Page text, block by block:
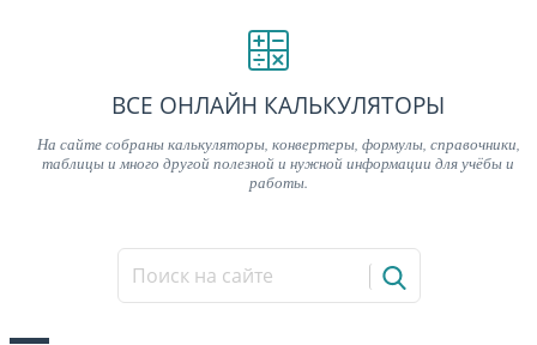
ВСЕ ОНЛАЙН КАЛЬКУЛЯТОРЫ
На сайте собраны калькуляторы, конвертеры, формулы, справочники,
таблицы и много другой полезной и нужной информации для учёбы и
работы.